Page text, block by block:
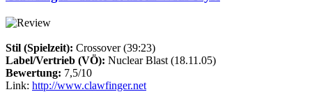
Stil (Spielzeit): Crossover (39:23)
Label/Vertrieb (VÖ): Nuclear Blast (18.11.05)
Bewertung: 7,5/10
Link: http://www.clawfinger.net